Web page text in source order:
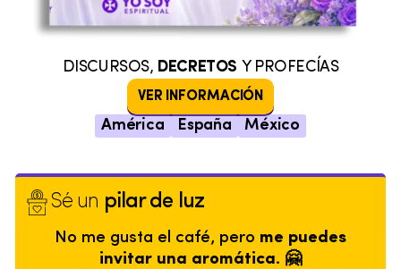
DISCURSOS, DECRETOS Y PROFECÍAS
VER INFORMACIÓN
América España México
Sé un pilar de luz
No me gusta el café, pero me puedes
invitar una aromática. 🤗